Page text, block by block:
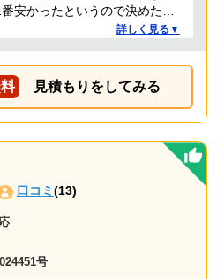
安かったというので決めたの
丁寧で優しく、 作業自体も素
いました！
詳しく見る▼
見積もりをしてみる
口コミ(13)
号